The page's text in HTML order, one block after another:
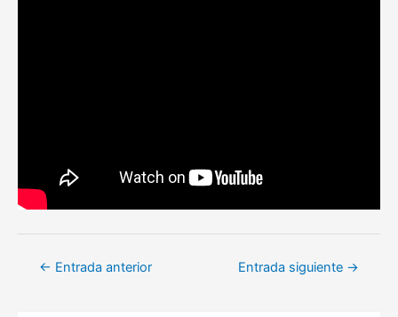
Navegación
← Entrada anterior Entrada siguiente →